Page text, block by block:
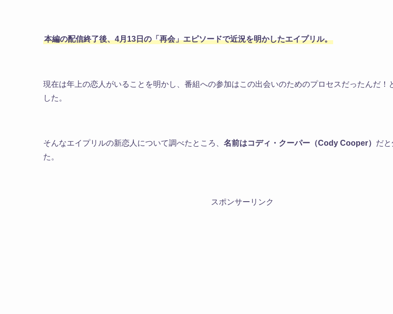
本編の配信終了後、4月13日の「再会」エピソードで近況を明かしたエイプリル。
現在は年上の恋人がいることを明かし、番組への参加はこの出会いのためのプロセスだったんだ！
した。
そんなエイプリルの新恋人について調べたところ、 名前はコディ・クーパー（Cody Cooper） だ
た。
スポンサーリンク